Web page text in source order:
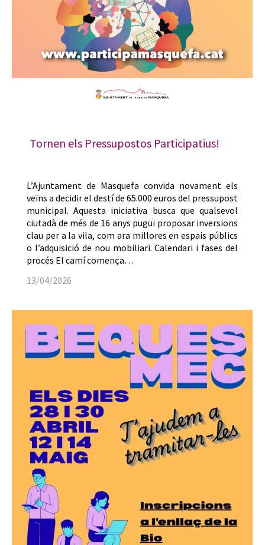
Tornen els Pressupostos Participatius!
L’Ajuntament de Masquefa convida novament els
veïns a decidir el destí de 65.000 euros del pressupost
municipal. Aquesta iniciativa busca que qualsevol
ciutadà de més de 16 anys pugui proposar inversions
clau per a la vila, com ara millores en espais públics
o l’adquisició de nou mobiliari. Calendari i fases del
procés El camí comença…
13/04/2026